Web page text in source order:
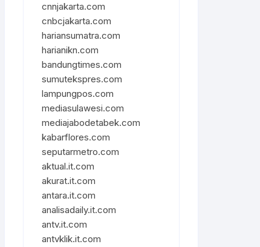
cnnjakarta.com
cnbcjakarta.com
hariansumatra.com
harianikn.com
bandungtimes.com
sumutekspres.com
lampungpos.com
mediasulawesi.com
mediajabodetabek.com
kabarflores.com
seputarmetro.com
aktual.it.com
akurat.it.com
antara.it.com
analisadaily.it.com
antv.it.com
antvklik.it.com